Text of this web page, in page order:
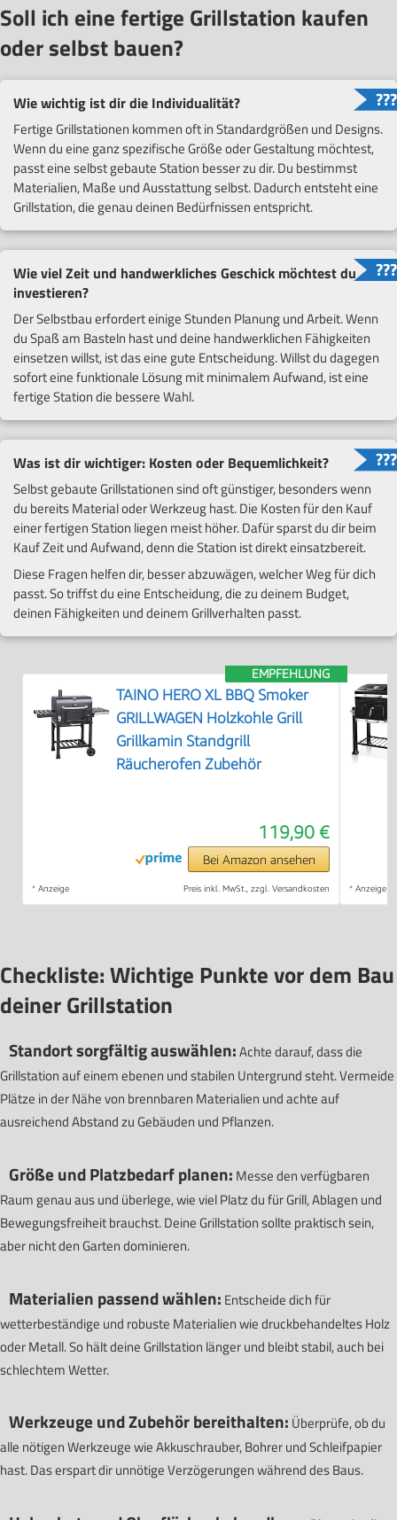
Soll ich eine fertige Grillstation kaufen
oder selbst bauen?
Wie wichtig ist dir die Individualität?
Fertige Grillstationen kommen oft in Standardgrößen und Designs.
Wenn du eine ganz spezifische Größe oder Gestaltung möchtest,
passt eine selbst gebaute Station besser zu dir. Du bestimmst
Materialien, Maße und Ausstattung selbst. Dadurch entsteht eine
Grillstation, die genau deinen Bedürfnissen entspricht.
Wie viel Zeit und handwerkliches Geschick möchtest du
investieren?
Der Selbstbau erfordert einige Stunden Planung und Arbeit. Wenn
du Spaß am Basteln hast und deine handwerklichen Fähigkeiten
einsetzen willst, ist das eine gute Entscheidung. Willst du dagegen
sofort eine funktionale Lösung mit minimalem Aufwand, ist eine
fertige Station die bessere Wahl.
Was ist dir wichtiger: Kosten oder Bequemlichkeit?
Selbst gebaute Grillstationen sind oft günstiger, besonders wenn
du bereits Material oder Werkzeug hast. Die Kosten für den Kauf
einer fertigen Station liegen meist höher. Dafür sparst du dir beim
Kauf Zeit und Aufwand, denn die Station ist direkt einsatzbereit.
Diese Fragen helfen dir, besser abzuwägen, welcher Weg für dich
passt. So triffst du eine Entscheidung, die zu deinem Budget,
deinen Fähigkeiten und deinem Grillverhalten passt.
EMPFEHLUNG
TAINO HERO XL BBQ Smoker
GRILLWAGEN Holzkohle Grill
Grillkamin Standgrill
Räucherofen Zubehör
119,90 €
Bei Amazon ansehen
* Anzeige Preis inkl. MwSt., zzgl. Versandkosten * Anzeige
Checkliste: Wichtige Punkte vor dem Bau
deiner Grillstation
Standort sorgfältig auswählen:Achte darauf, dass die
Grillstation auf einem ebenen und stabilen Untergrund steht. Vermeide
Plätze in der Nähe von brennbaren Materialien und achte auf
ausreichend Abstand zu Gebäuden und Pflanzen.
Größe und Platzbedarf planen: Messe den verfügbaren
Raum genau aus und überlege, wie viel Platz du für Grill, Ablagen und
Bewegungsfreiheit brauchst. Deine Grillstation sollte praktisch sein,
aber nicht den Garten dominieren.
Materialien passend wählen: Entscheide dich für
wetterbeständige und robuste Materialien wie druckbehandeltes Holz
oder Metall. So hält deine Grillstation länger und bleibt stabil, auch bei
schlechtem Wetter.
Werkzeuge und Zubehör bereithalten: Überprüfe, ob du
alle nötigen Werkzeuge wie Akkuschrauber, Bohrer und Schleifpapier
hast. Das erspart dir unnötige Verzögerungen während des Baus.